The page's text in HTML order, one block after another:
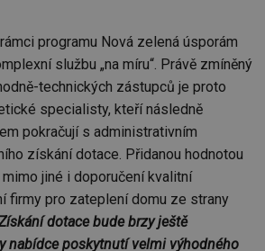
programu Nová zelená úsporám
službu „na míru“. Právě zmíněný
technických zástupců je proto
specialisty, kteří následně
pokračují s administrativním
získání dotace. Přidanou hodnotou
jiné i doporučení kvalitní
firmy pro zateplení domu ze strany
dotace bude brzy ještě
nabídce poskytnutí velmi výhodného